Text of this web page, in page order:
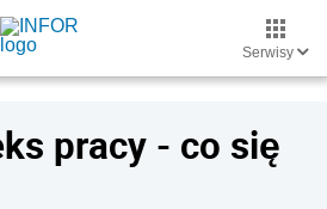
Serwisy
pracy - co się